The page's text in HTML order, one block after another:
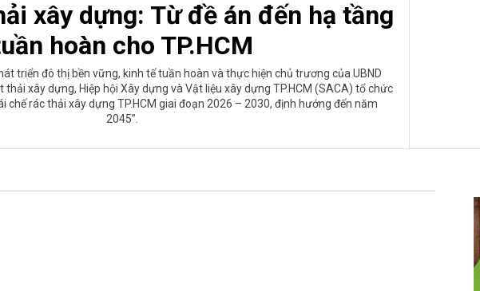
xây dựng: Từ đề án đến hạ tầng
hoàn cho TP.HCM
triển đô thị bền vững, kinh tế tuần hoàn và thực hiện chủ trương của UBND
thải xây dựng, Hiệp hội Xây dựng và Vật liệu xây dựng TP.HCM (SACA) tổ chức
chế rác thải xây dựng TP.HCM giai đoạn 2026 – 2030, định hướng đến năm
2045”.